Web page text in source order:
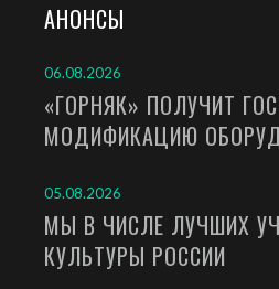
АНОНСЫ
06.08.2026
«ГОРНЯК» ПОЛУЧИТ
МОДИФИКАЦИЮ
05.08.2026
МЫ В ЧИСЛЕ ЛУЧШИХ
КУЛЬТУРЫ РОССИИ